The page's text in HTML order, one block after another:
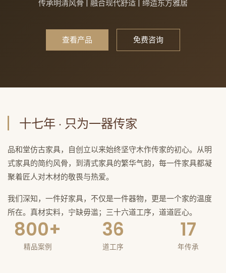
传承明清风骨 | 融合现代舒适 | 缔造东方雅居
查看产品 免费咨询
十七年 · 只为一器传家
品和堂仿古家具，自创立以来始终坚守木作传家的初心。从明
式家具的简约风骨，到清式家具的繁华气韵，每一件家具都凝
聚着匠人对木材的敬畏与热爱。
我们深知，一件好家具，不仅是一件器物，更是一个家的温度
所在。真材实料，宁缺毋滥；三十六道工序，道道匠心。
800+
精品案例
36
道工序
17
年传承